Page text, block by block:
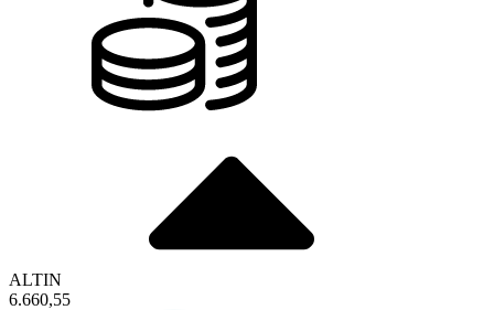
ALTIN
6.660,55